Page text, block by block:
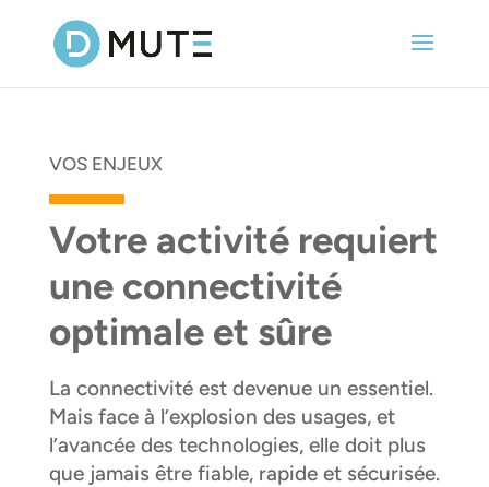
VOS ENJEUX
Votre activité requiert
une connectivité
optimale et sûre
La connectivité est devenue un essentiel.
Mais face à l’explosion des usages, et
l’avancée des technologies, elle doit plus
que jamais être fiable, rapide et sécurisée.